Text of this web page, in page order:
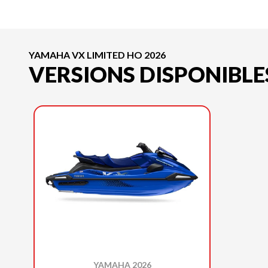
YAMAHA VX LIMITED HO 2026
VERSIONS
YAMAHA 2026